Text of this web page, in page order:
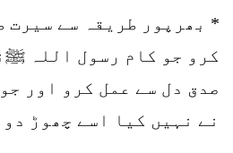
* بھرپور طریقہ سے سیرت
کرو جو کام رسول اللہ
صدق دل سے عمل کرو اور
نے نہیں کیا اسے چھوڑ دو۔